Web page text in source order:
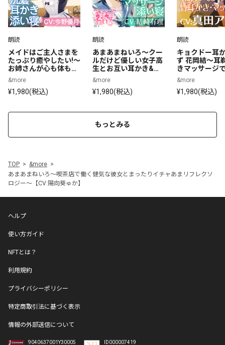
朗読
メイドはご主人さまを
たっぷり癒やしたい!～
お姉さんが心も体も癒
してあげる～【CV:今
野優月】
&more
¥1,980(税込)
朗読
あまあまねいろ～クー
ルだけど優しい女子高
生とお互い耳かき&マ
ッサージするイケナイ
放課後～
&more
¥1,980(税込)
朗読
キョクドー耳
ず 花岡結～耳
きマッサージ
りまったりリ
タイム～【
サミ】
&more
¥1,980(税込)
もっとみる
TOP
&more
あまあまねいろ～喫茶店で働く健気な彼女とまったりイチャあまリフレクソ
ロジー～【CV:陽向葵ゅか】
ヘルプ
使い方ガイド
NFTとは？
利用規約
プライバシーポリシー
特定商取引法に基づく表示
情報の外部送信について
9040637001Y30005
ID000007419